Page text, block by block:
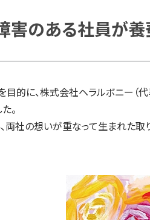
のある社員が養
的に、株式会社ヘラルボニー（
。
社の想いが重なって生まれた取